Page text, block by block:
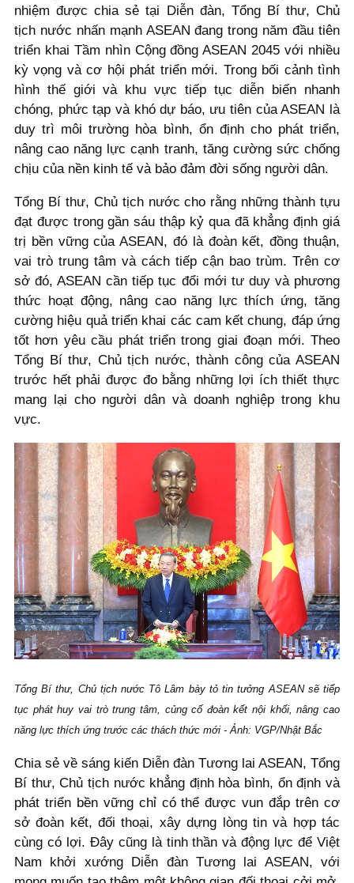
nhiệm được chia sẻ tại Diễn đàn, Tổng Bí thư, Chủ
tịch nước nhấn mạnh ASEAN đang trong năm đầu tiên
triển khai Tầm nhìn Cộng đồng ASEAN 2045 với nhiều
kỳ vọng và cơ hội phát triển mới. Trong bối cảnh tình
hình thế giới và khu vực tiếp tục diễn biến nhanh
chóng, phức tạp và khó dự báo, ưu tiên của ASEAN là
duy trì môi trường hòa bình, ổn định cho phát triển,
nâng cao năng lực cạnh tranh, tăng cường sức chống
chịu của nền kinh tế và bảo đảm đời sống người dân.
Tổng Bí thư, Chủ tịch nước cho rằng những thành tựu
đạt được trong gần sáu thập kỷ qua đã khẳng định giá
trị bền vững của ASEAN, đó là đoàn kết, đồng thuận,
vai trò trung tâm và cách tiếp cận bao trùm. Trên cơ
sở đó, ASEAN cần tiếp tục đổi mới tư duy và phương
thức hoạt động, nâng cao năng lực thích ứng, tăng
cường hiệu quả triển khai các cam kết chung, đáp ứng
tốt hơn yêu cầu phát triển trong giai đoạn mới. Theo
Tổng Bí thư, Chủ tịch nước, thành công của ASEAN
trước hết phải được đo bằng những lợi ích thiết thực
mang lại cho người dân và doanh nghiệp trong khu
vực.
Tổng Bí thư, Chủ tịch nước Tô Lâm bày tỏ tin tưởng ASEAN sẽ tiếp
tục phát huy vai trò trung tâm, củng cố đoàn kết nội khối, nâng cao
năng lực thích ứng trước các thách thức mới - Ảnh: VGP/Nhật Bắc
Chia sẻ về sáng kiến Diễn đàn Tương lai ASEAN, Tổng
Bí thư, Chủ tịch nước khẳng định hòa bình, ổn định và
phát triển bền vững chỉ có thể được vun đắp trên cơ
sở đoàn kết, đối thoại, xây dựng lòng tin và hợp tác
cùng có lợi. Đây cũng là tinh thần và động lực để Việt
Nam khởi xướng Diễn đàn Tương lai ASEAN, với